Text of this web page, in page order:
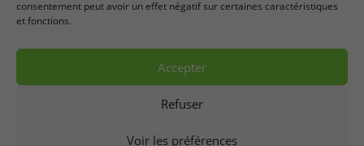
consentement peut avoir un effet négatif sur certaines caractéristiques
et fonctions.
Accepter
Refuser
Voir les préférences
4530 Villers-le-Bouillet(Huy)
info@autartica.be